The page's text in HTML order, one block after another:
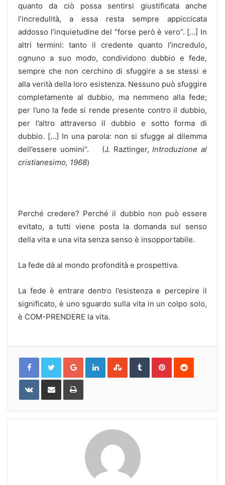
quanto da ciò possa sentirsi giustificata anche
l’incredulità, a essa resta sempre appiccicata
addosso l’inquietudine del “forse però è vero”. […] In
altri termini: tanto il credente quanto l’incredulo,
ognuno a suo modo, condividono dubbio e fede,
sempre che non cerchino di sfuggire a se stessi e
alla verità della loro esistenza. Nessuno può sfuggire
completamente al dubbio, ma nemmeno alla fede;
per l’uno la fede si rende presente contro il dubbio,
per l’altro attraverso il dubbio e sotto forma di
dubbio. […] In una parola: non si sfugge al dilemma
dell’essere uomini”. (J. Raztinger,Introduzione al
cristianesimo, 1968)
Perché credere? Perché il dubbio non può essere
evitato, a tutti viene posta la domanda sul senso
della vita e una vita senza senso è insopportabile.
La fede dà al mondo profondità e prospettiva.
La fede è entrare dentro l’esistenza e percepire il
significato, è uno sguardo sulla vita in un colpo solo,
è COM-PRENDERE la vita.
Google+LinkedInStumbleUpon
TumblrPinterestReddit
VKontakteShare
Email
Print